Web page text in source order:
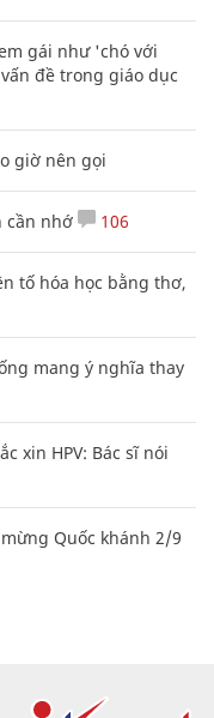
gái như 'chó với
đề trong giáo dục
giờ nên gọi
cần nhớ 106
tố hóa học bằng thơ,
mang ý nghĩa thay
xin HPV: Bác sĩ nói
Quốc khánh 2/9